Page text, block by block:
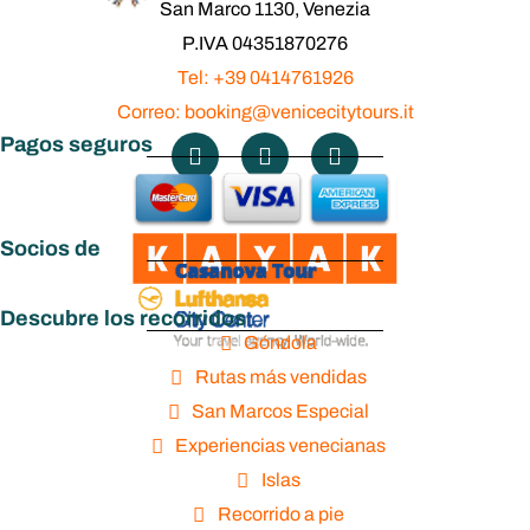
San Marco 1130, Venezia
P.IVA 04351870276
Tel: +39 0414761926
Correo: booking@venicecitytours.it
Pagos seguros
Socios de
Descubre los recorridos
Góndola
Rutas más vendidas
San Marcos Especial
Experiencias venecianas
Islas
Recorrido a pie